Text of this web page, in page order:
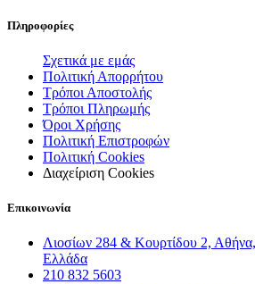
Πληροφορίες
Σχετικά με εμάς
Πολιτική Απορρήτου
Τρόποι Αποστολής
Τρόποι Πληρωμής
Όροι Χρήσης
Πολιτική Επιστροφών
Πολιτική Cookies
Διαχείριση Cookies
Επικοινωνία
Λιοσίων 284 & Κουρτίδου 2,
Ελλάδα
210 832 5603